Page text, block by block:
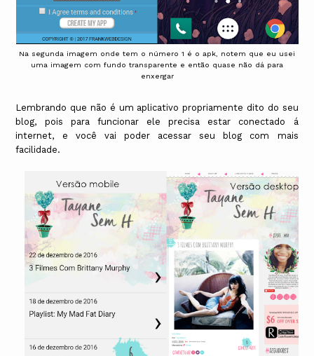
Na segunda imagem onde tem o número 1 é o apk, notem que eu usei
uma imagem com fundo transparente e então quase não dá para
enxergar
Lembrando que não é um aplicativo propriamente dito do seu
blog, pois para funcionar ele precisa estar conectado á
internet, e você vai poder acessar seu blog com mais
facilidade.